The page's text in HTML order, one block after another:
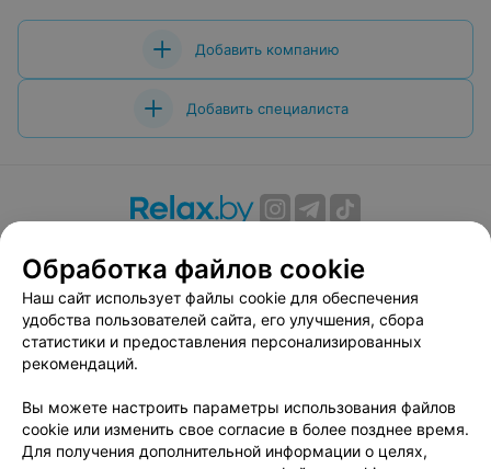
Добавить компанию
Добавить специалиста
Вакансии
Публичный договор
Способы оплаты
Публичный договор по использованию сервиса
«Афиша»
Пользовательское соглашение
Связаться по вопросам сотрудничества
Написать руководителю relax.by
Обработка файлов cookie
Наш сайт использует файлы cookie для обеспечения
удобства пользователей сайта, его улучшения, сбора
статистики и предоставления персонализированных
рекомендаций.
Вы можете настроить параметры использования файлов
cookie или изменить свое согласие в более позднее время.
Для получения дополнительной информации о целях,